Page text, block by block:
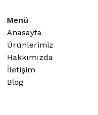
Menü
Anasayfa
Ürünlerimiz
Hakkımızda
İletişim
Blog